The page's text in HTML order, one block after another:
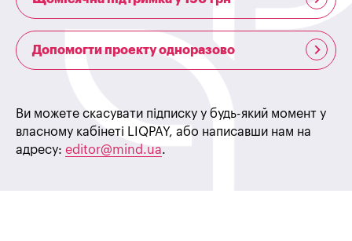
Допомогти проекту одноразово
Ви можете скасувати підписку у будь-який момент у
власному кабінеті LIQPAY, або написавши нам на
адресу: editor@mind.ua.